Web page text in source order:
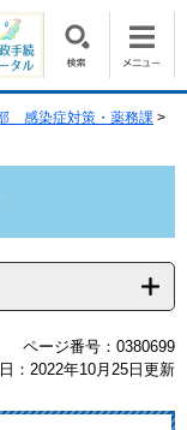
感染症対策・薬務課 >
ページ番号：0380699
：2022年10月25日更新